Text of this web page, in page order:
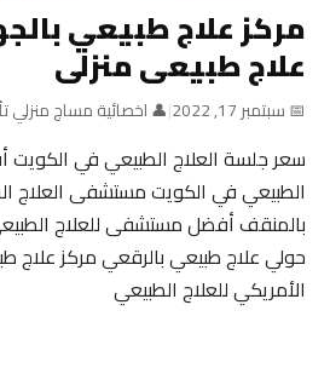
مركز علاج طبيعي
علاج طبيعى منزلى
📅 سبتمبر 17, 2022 |👤 اخصائية مساج منزلي
سعر جلسة العلاج الطبيعي في الكويت
الطبيعي في الكويت مستشفى العلاج
بالمنقف أفضل مستشفى للعلاج
حولي علاج طبيعي بالرقعي مركز علاج
الأمريكي للعلاج الطبيعي